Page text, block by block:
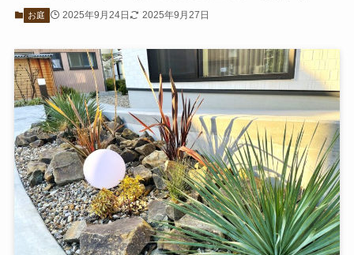
お庭 2025年9月24日 2025年9月27日